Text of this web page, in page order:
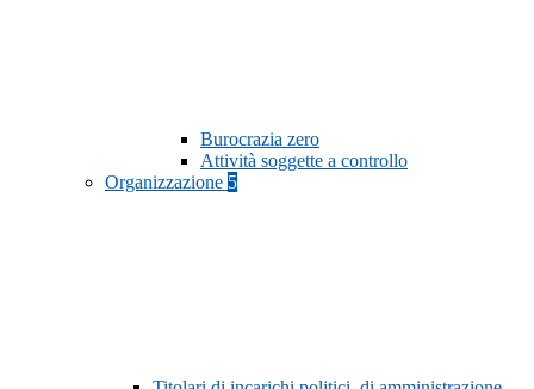
Burocrazia zero
Attività soggette a controllo
Organizzazione 5